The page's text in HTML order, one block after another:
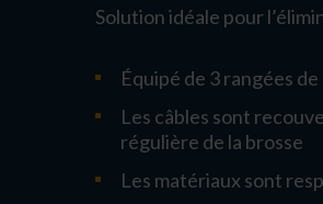
Solution idéale pour
Équipé de 3 rangées
Les câbles sont
régulière de la brosse
Les matériaux sont